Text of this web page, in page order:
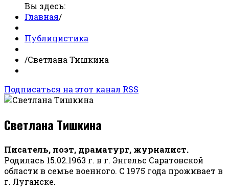
Вы здесь:
Главная/
Публицистика
/Светлана Тишкина
Подписаться на этот канал RSS
Светлана Тишкина
Писатель, поэт, драматург, журналист.
Родилась 15.02.1963 г. в г. Энгельс Саратовской
области в семье военного. С 1975 года проживает в
г. Луганске.